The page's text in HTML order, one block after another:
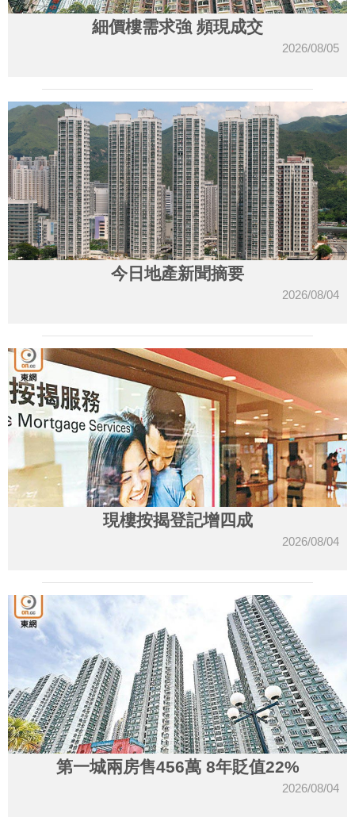
細價樓需求強 頻現成交
2026/08/05
今日地產新聞摘要
2026/08/04
現樓按揭登記增四成
2026/08/04
第一城兩房售456萬 8年貶值22%
2026/08/04